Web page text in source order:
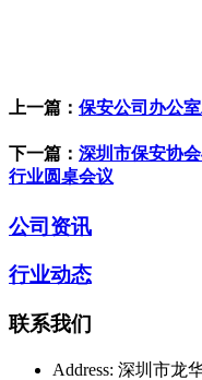
上一篇： 保安公司办公
下一篇： 深圳市保安协
行业圆桌会议
公司资讯
行业动态
联系我们
Address: 深圳市龙